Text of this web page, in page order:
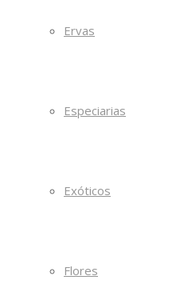
Ervas
Especiarias
Exóticos
Flores